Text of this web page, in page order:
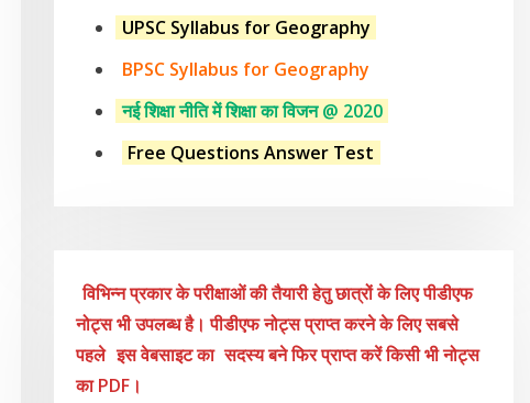
UPSC Syllabus for Geography
BPSC Syllabus for Geography
नई शिक्षा नीति में शिक्षा का विजन @ 2020
Free Questions Answer Test
विभिन्न प्रकार के परीक्षाओं की तैयारी हेतु छात्रों के लिए पीडीएफ
नोट्स भी उपलब्ध है। पीडीएफ नोट्स प्राप्त करने के लिए सबसे
पहले इस वेबसाइट का सदस्य बने फिर प्राप्त करें किसी भी नोट्स
का PDF।